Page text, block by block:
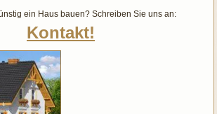
ein Haus bauen? Schreiben Sie uns an:
Kontakt!